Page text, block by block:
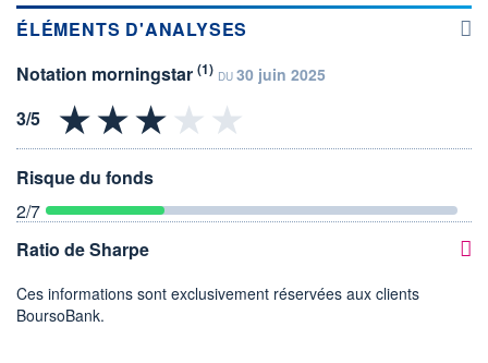
ÉLÉMENTS D'ANALYSES
Notation morningstar (1) DU 30 juin 2025
Risque du fonds
2/7
Ratio de Sharpe
Ces informations sont exclusivement réservées aux clients
BoursoBank.